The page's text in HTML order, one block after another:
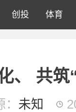
创投 体育
、 共筑
未知